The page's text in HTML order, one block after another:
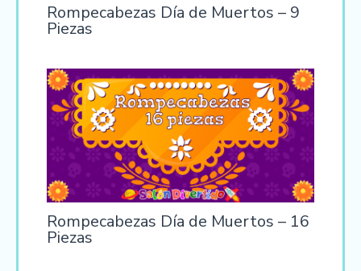
Rompecabezas Día de Muertos – 9
Piezas
Rompecabezas Día de Muertos – 16
Piezas